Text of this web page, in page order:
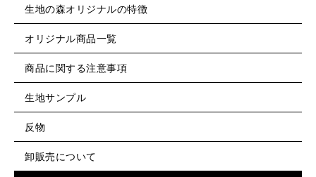
生地の森オリジナルの特徴
オリジナル商品一覧
商品に関する注意事項
生地サンプル
反物
卸販売について